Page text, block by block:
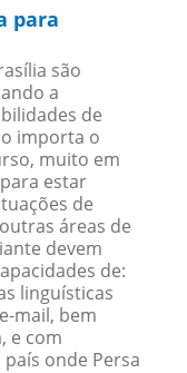
para
são
a
de
importa o
muito em
estar
de
áreas de
devem
de:
linguísticas
mail, bem
e com
onde Persa